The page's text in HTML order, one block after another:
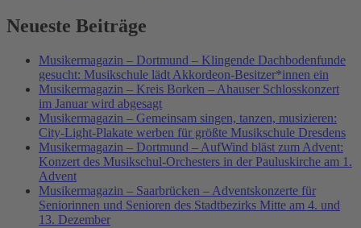
Neueste Beiträge
Musikermagazin – Dortmund – Klingende Dachbodenfunde
gesucht: Musikschule lädt Akkordeon-Besitzer*innen ein
Musikermagazin – Kreis Borken – Ahauser Schlosskonzert
im Januar wird abgesagt
Musikermagazin – Gemeinsam singen, tanzen, musizieren:
City-Light-Plakate werben für größte Musikschule Dresdens
Musikermagazin – Dortmund – AufWind bläst zum Advent:
Konzert des Musikschul-Orchesters in der Pauluskirche am 1.
Advent
Musikermagazin – Saarbrücken – Adventskonzerte für
Seniorinnen und Senioren des Stadtbezirks Mitte am 4. und
13. Dezember